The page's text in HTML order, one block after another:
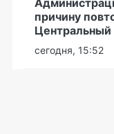
причину
сегодня, 15:52